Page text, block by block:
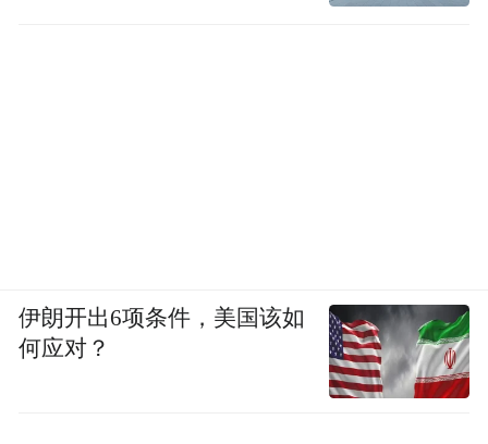
伊朗开出6项条件，美国该如
何应对？